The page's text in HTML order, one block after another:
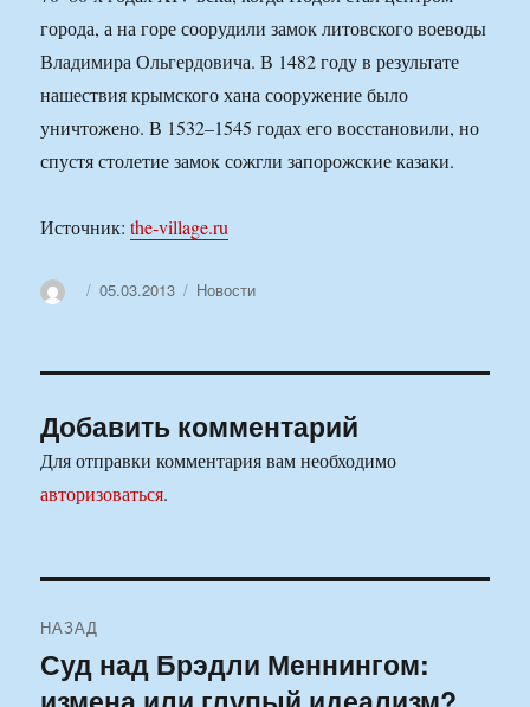
города, а на горе соорудили замок литовского воеводы
Владимира Ольгердовича. В 1482 году в результате
нашествия крымского хана сооружение было
уничтожено. В 1532–1545 годах его восстановили, но
спустя столетие замок сожгли запорожские казаки.
Источник:the-village.ru
АвторОпубликовано
05.03.2013 Рубрики
Новости
Добавить комментарий
Для отправки комментария вам необходимо
авторизоваться.
по
НАЗАД
Предыдущая
запись:
Суд над Брэдли Меннингом: